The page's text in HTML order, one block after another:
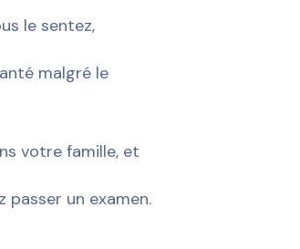
le sentez,
malgré le
votre famille, et
un examen.